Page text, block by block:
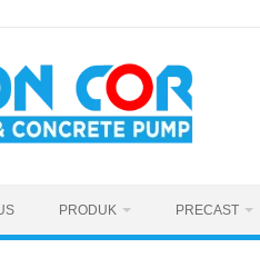
PRODUK PRECAST